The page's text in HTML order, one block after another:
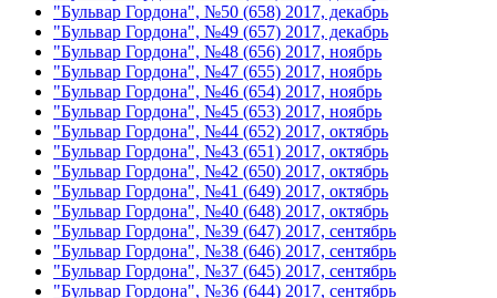
"Бульвар Гордона", №50 (658) 2017, декабрь
"Бульвар Гордона", №49 (657) 2017, декабрь
"Бульвар Гордона", №48 (656) 2017, ноябрь
"Бульвар Гордона", №47 (655) 2017, ноябрь
"Бульвар Гордона", №46 (654) 2017, ноябрь
"Бульвар Гордона", №45 (653) 2017, ноябрь
"Бульвар Гордона", №44 (652) 2017, октябрь
"Бульвар Гордона", №43 (651) 2017, октябрь
"Бульвар Гордона", №42 (650) 2017, октябрь
"Бульвар Гордона", №41 (649) 2017, октябрь
"Бульвар Гордона", №40 (648) 2017, октябрь
"Бульвар Гордона", №39 (647) 2017, сентябрь
"Бульвар Гордона", №38 (646) 2017, сентябрь
"Бульвар Гордона", №37 (645) 2017, сентябрь
"Бульвар Гордона", №36 (644) 2017, сентябрь